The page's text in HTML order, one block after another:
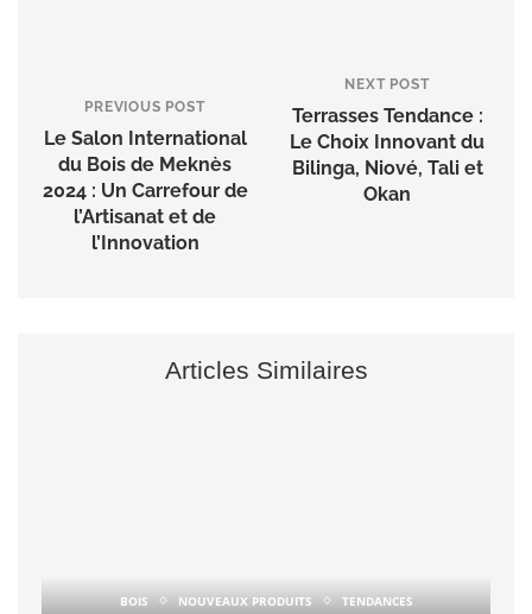
PREVIOUS POST
Le Salon International
du Bois de Meknès
2024 : Un Carrefour de
l’Artisanat et de
l’Innovation
NEXT POST
Terrasses Tendance :
Le Choix Innovant du
Bilinga, Niové, Tali et
Okan
Articles Similaires
BOIS NOUVEAUX PRODUITS TENDANCES